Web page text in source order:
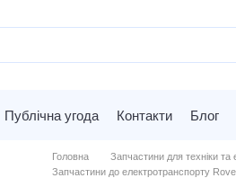
Публічна угода Контакти Блог
Головна Запчастини для техніки та
Запчастини до електротранспорту